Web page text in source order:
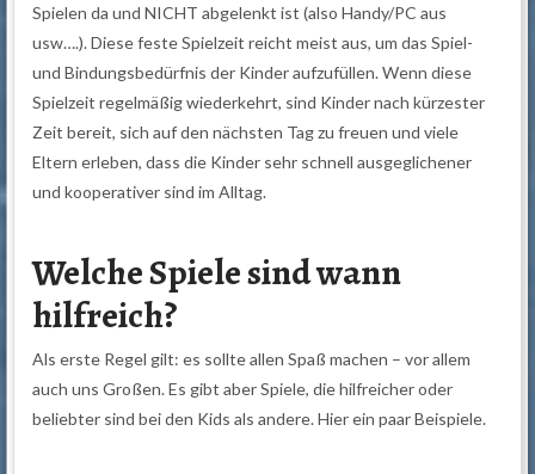
Spielen da und NICHT abgelenkt ist (also Handy/PC aus
usw….). Diese feste Spielzeit reicht meist aus, um das Spiel-
und Bindungsbedürfnis der Kinder aufzufüllen. Wenn diese
Spielzeit regelmäßig wiederkehrt, sind Kinder nach kürzester
Zeit bereit, sich auf den nächsten Tag zu freuen und viele
Eltern erleben, dass die Kinder sehr schnell ausgeglichener
und kooperativer sind im Alltag.
Welche Spiele sind wann
hilfreich?
Als erste Regel gilt: es sollte allen Spaß machen – vor allem
auch uns Großen. Es gibt aber Spiele, die hilfreicher oder
beliebter sind bei den Kids als andere. Hier ein paar Beispiele.